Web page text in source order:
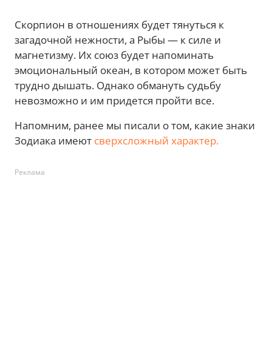
Скорпион в отношениях будет тянуться к
загадочной нежности, а Рыбы — к силе и
магнетизму. Их союз будет напоминать
эмоциональный океан, в котором может быть
трудно дышать. Однако обмануть судьбу
невозможно и им придется пройти все.
Напомним, ранее мы писали о том, какие знаки
Зодиака имеют сверхсложный характер.
Реклама